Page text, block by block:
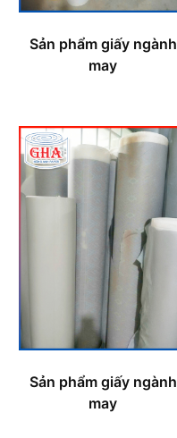
Sản phẩm giấy ngành
may
Sản phẩm giấy ngành
may